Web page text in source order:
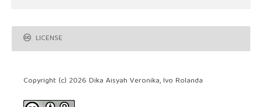
LICENSE
Copyright (c) 2026 Dika Aisyah Veronika, Ivo Rolanda